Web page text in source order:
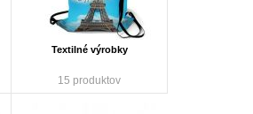
Textilné výrobky
15 produktov